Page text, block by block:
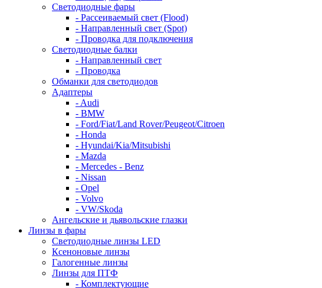
Светодиодные фары
- Рассеиваемый свет (Flood)
- Направленный свет (Spot)
- Проводка для подключения
Светодиодные балки
- Направленный свет
- Проводка
Обманки для светодиодов
Адаптеры
- Audi
- BMW
- Ford/Fiat/Land Rover/Peugeot/Citroen
- Honda
- Hyundai/Kia/Mitsubishi
- Mazda
- Mercedes - Benz
- Nissan
- Opel
- Volvo
- VW/Skoda
Ангельские и дьявольские глазки
Линзы в фары
Светодиодные линзы LED
Ксеноновые линзы
Галогенные линзы
Линзы для ПТФ
- Комплектующие